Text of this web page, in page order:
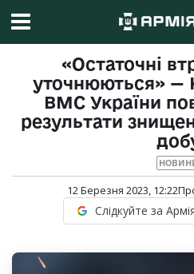
«Остаточні
уточнюються» —
ВМС України
результати
12 Березня 2023, 12:22
Слідкуйте за